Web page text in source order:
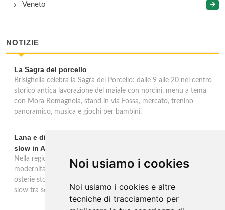
Noi usiamo i cookies
Noi usiamo i cookies e altre
tecniche di tracciamento per
Veneto
NOTIZIE
La Sagra del porcello
Brisighella celebra la Sagra del Porcello: dalle 9 alle 20 nel centro
storico antica lavorazione del maiale con norcini, menu a tema
con Mora Romagnola, stand in via Fossa, mercato, trenino
panoramico, musica e giochi per bambini.
Lana e dintorni: Törggelen, vini d'eccellenza e vacanze
slow in Alto Adige
Nella regione di Lana in Alto Adige tradizione contadina e
modernità si fondono in un'esperienza autentica. Törggelen nelle
osterie storiche, vini da antiche tradizioni vitivinicole e vacanze
slow tra sentieri delle rogge e produttori locali.